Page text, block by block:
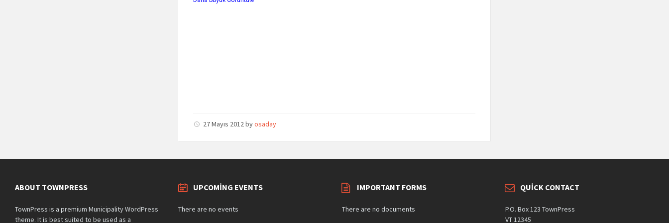
27 Mayıs 2012byosaday
ABOUT TOWNPRESS
TownPress is a premium Municipality WordPress
theme. It is best suited to be used as a
UPCOMING EVENTS
There are no events
IMPORTANT FORMS
There are no documents
QUICK CONTACT
P.O. Box 123 TownPress
VT 12345